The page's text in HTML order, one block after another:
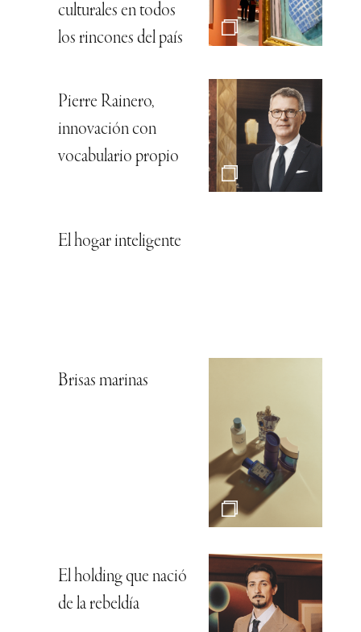
culturales en todos
los rincones del país
Pierre Rainero,
innovación con
vocabulario propio
El hogar inteligente
Brisas marinas
El holding que nació
de la rebeldía